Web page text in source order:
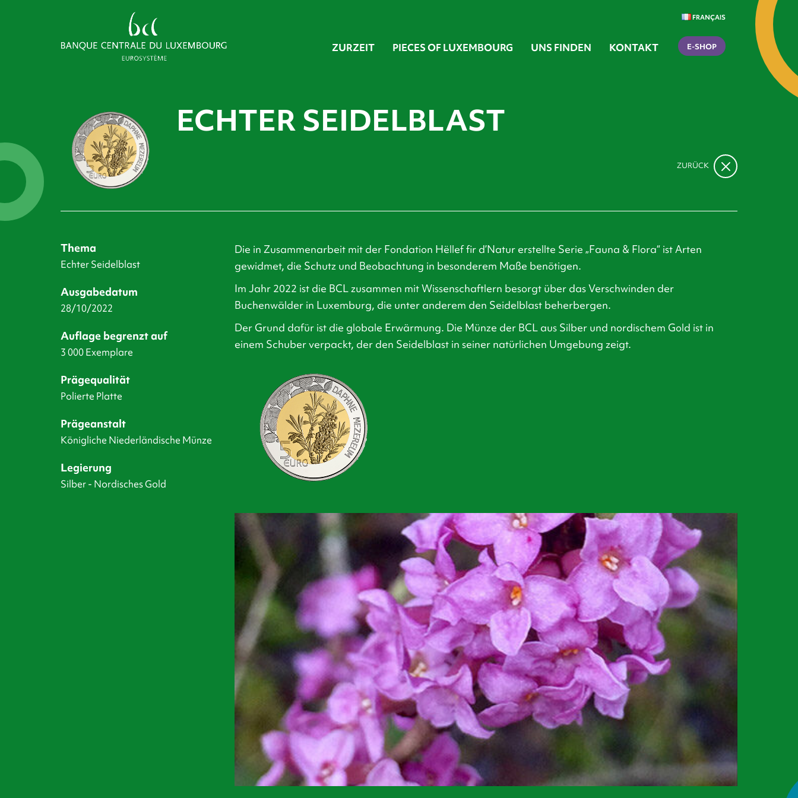
FRANÇAIS
ZURZEIT PIECES OF LUXEMBOURG UNS FINDEN KONTAKT E-SHOP
ECHTER SEIDELBLAST
ZURÜCK
Thema
Echter Seidelblast
Ausgabedatum
28/10/2022
Auflage begrenzt auf
3 000 Exemplare
Prägequalität
Polierte Platte
Prägeanstalt
Königliche Niederländische Münze
Legierung
Silber - Nordisches Gold
Die in Zusammenarbeit mit der Fondation Hëllef fir d’Natur erstellte Serie „Fauna & Flora“ ist Arten
gewidmet, die Schutz und Beobachtung in besonderem Maße benötigen.
Im Jahr 2022 ist die BCL zusammen mit Wissenschaftlern besorgt über das Verschwinden der
Buchenwälder in Luxemburg, die unter anderem den Seidelblast beherbergen.
Der Grund dafür ist die globale Erwärmung. Die Münze der BCL aus Silber und nordischem Gold ist in
einem Schuber verpackt, der den Seidelblast in seiner natürlichen Umgebung zeigt.